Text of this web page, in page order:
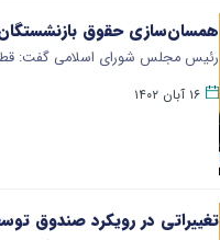
همسان‌سازی حقوق بازنشستگان
رئیس مجلس شورای اسلامی گفت:
۱۶ آبان ۱۴۰۲
تغییراتی در رویکرد صندوق